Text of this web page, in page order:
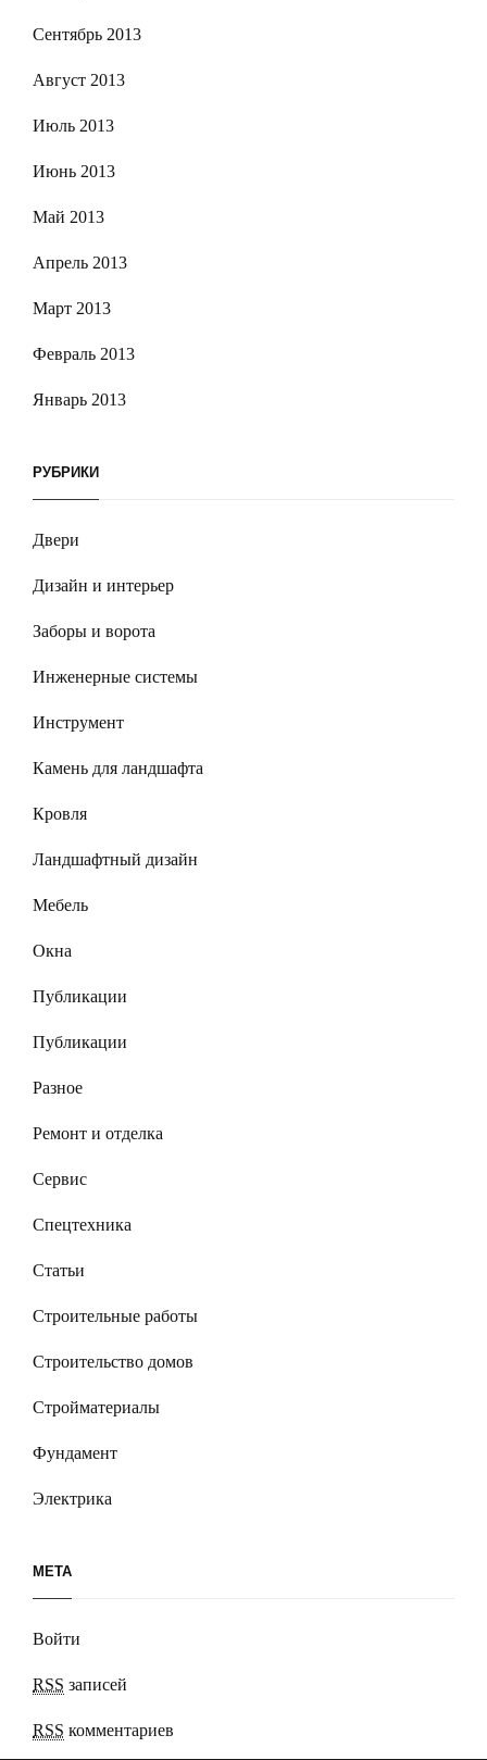
Сентябрь 2013
Август 2013
Июль 2013
Июнь 2013
Май 2013
Апрель 2013
Март 2013
Февраль 2013
Январь 2013
РУБРИКИ
Двери
Дизайн и интерьер
Заборы и ворота
Инженерные системы
Инструмент
Камень для ландшафта
Кровля
Ландшафтный дизайн
Мебель
Окна
Публикации
Публикации
Разное
Ремонт и отделка
Сервис
Спецтехника
Статьи
Строительные работы
Строительство домов
Стройматериалы
Фундамент
Электрика
МЕТА
Войти
RSS записей
RSS комментариев